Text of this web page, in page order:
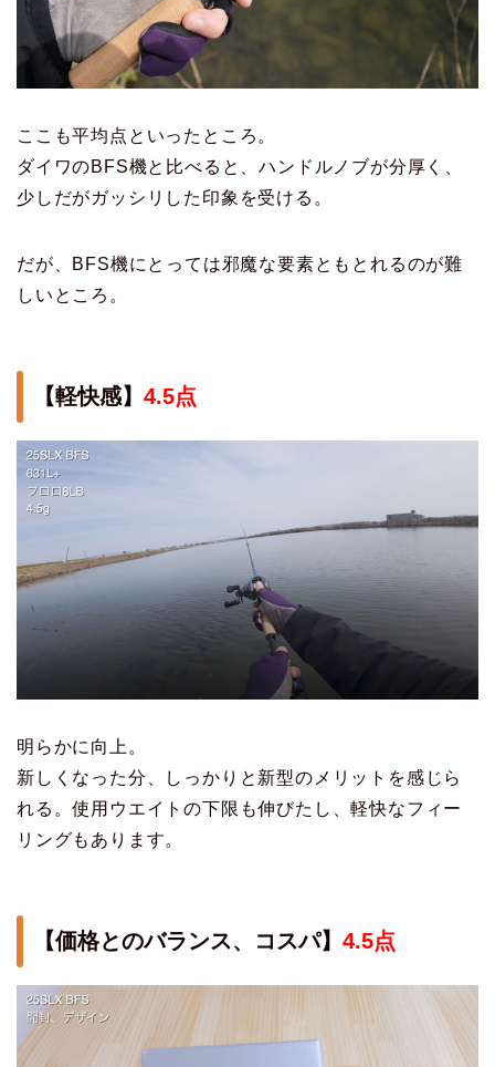
ここも平均点といったところ。
ダイワのBFS機と比べると、ハンドルノブが分厚く、
少しだがガッシリした印象を受ける。
だが、BFS機にとっては邪魔な要素ともとれるのが難
しいところ。
【軽快感】 4.5点
明らかに向上。
新しくなった分、しっかりと新型のメリットを感じら
れる。使用ウエイトの下限も伸びたし、軽快なフィー
リングもあります。
【価格とのバランス、コスパ】 4.5点